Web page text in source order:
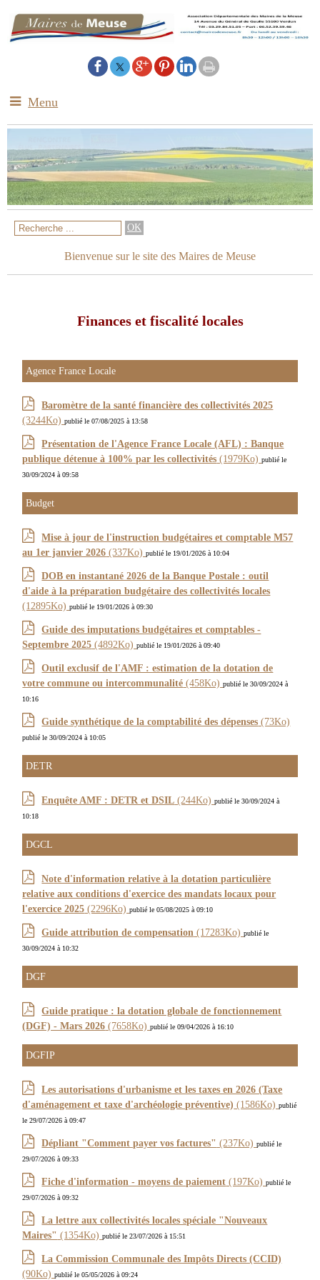
Menu
Bienvenue sur le site des Maires de Meuse
Finances et fiscalité locales
Agence France Locale
Baromètre de la santé financière des collectivités 2025
(3244Ko)publié le 07/08/2025 à 13:58
Présentation de l'Agence France Locale (AFL) : Banque
publique détenue à 100% par les collectivités (1979Ko)publié le
30/09/2024 à 09:58
Budget
Mise à jour de l'instruction budgétaires et comptable M57
au 1er janvier 2026 (337Ko)publié le 19/01/2026 à 10:04
DOB en instantané 2026 de la Banque Postale : outil
d'aide à la préparation budgétaire des collectivités locales
(12895Ko)publié le 19/01/2026 à 09:30
Guide des imputations budgétaires et comptables -
Septembre 2025 (4892Ko)publié le 19/01/2026 à 09:40
Outil exclusif de l'AMF : estimation de la dotation de
votre commune ou intercommunalité (458Ko)publié le 30/09/2024 à
10:16
Guide synthétique de la comptabilité des dépenses (73Ko)
publié le 30/09/2024 à 10:05
DETR
Enquête AMF : DETR et DSIL (244Ko)publié le 30/09/2024 à
10:18
DGCL
Note d'information relative à la dotation particulière
relative aux conditions d'exercice des mandats locaux pour
l'exercice 2025 (2296Ko)publié le 05/08/2025 à 09:10
Guide attribution de compensation (17283Ko)publié le
30/09/2024 à 10:32
DGF
Guide pratique : la dotation globale de fonctionnement
(DGF) - Mars 2026 (7658Ko)publié le 09/04/2026 à 16:10
DGFIP
Les autorisations d'urbanisme et les taxes en 2026 (Taxe
d'aménagement et taxe d'archéologie préventive) (1586Ko)publié
le 29/07/2026 à 09:47
Dépliant "Comment payer vos factures" (237Ko)publié le
29/07/2026 à 09:33
Fiche d'information - moyens de paiement (197Ko)publié le
29/07/2026 à 09:32
La lettre aux collectivités locales spéciale "Nouveaux
Maires" (1354Ko)publié le 23/07/2026 à 15:51
La Commission Communale des Impôts Directs (CCID)
(90Ko)publié le 05/05/2026 à 09:24